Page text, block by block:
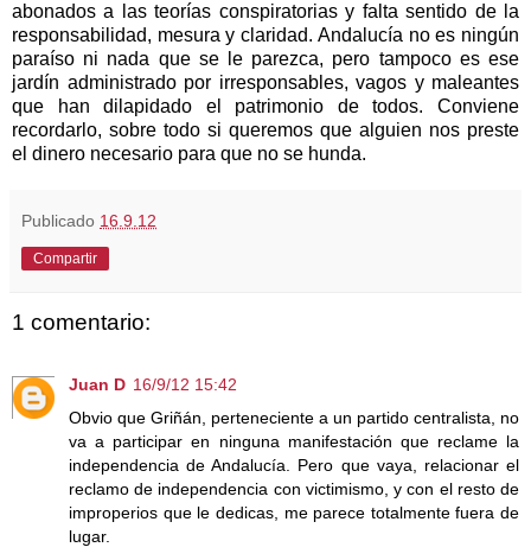
abonados a las teorías conspiratorias y falta sentido de la
responsabilidad, mesura y claridad. Andalucía no es ningún
paraíso ni nada que se le parezca, pero tampoco es ese
jardín administrado por irresponsables, vagos y maleantes
que han dilapidado el patrimonio de todos. Conviene
recordarlo, sobre todo si queremos que alguien nos preste
el dinero necesario para que no se hunda.
Publicado 16.9.12
Compartir
1 comentario:
Juan D 16/9/12 15:42
Obvio que Griñán, perteneciente a un partido centralista, no
va a participar en ninguna manifestación que reclame la
independencia de Andalucía. Pero que vaya, relacionar el
reclamo de independencia con victimismo, y con el resto de
improperios que le dedicas, me parece totalmente fuera de
lugar.